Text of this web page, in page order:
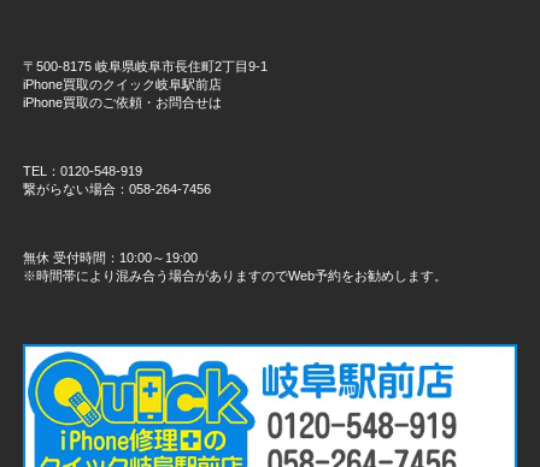
〒500-8175 岐阜県岐阜市長住町2丁目9-1
iPhone買取のクイック岐阜駅前店
iPhone買取のご依頼・お問合せは
TEL：0120-548-919
繋がらない場合：058-264-7456
無休 受付時間：10:00～19:00
※時間帯により混み合う場合がありますのでWeb予約をお勧めします。